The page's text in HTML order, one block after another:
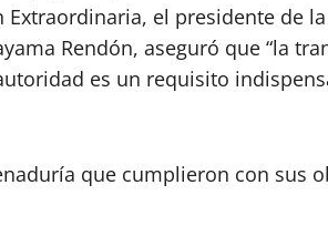
el presidente de
Rendón, aseguró que “la
es un requisito
que cumplieron con sus